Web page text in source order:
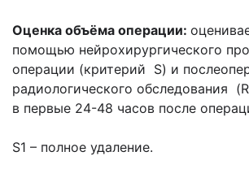
Оценка объёма операции:
помощью нейрохирургического
операции (критерий S) и
радиологического обследования
в первые 24-48 часов после
S1 – полное удаление.